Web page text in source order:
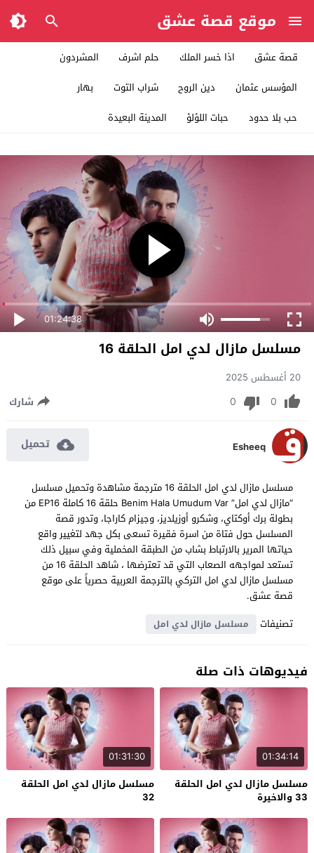
موقع قصة عشق
قصة عشق اذا خسر الملك حلم اشرف
المشردون
المؤسس عثمان
دين الروح شراب التوت
بهار
حب بلا حدود
حبات اللؤلؤ المدينة البعيدة
01:24:38
مسلسل مازال لدي امل الحلقة 16
20 أغسطس 2025
0
0 شارك
Esheeq تحميل
مسلسل مازال لدي امل الحلقة 16 مترجمة مشاهدة وتحميل مسلسل
“مازال لدي امل” Benim Hala Umudum Var حلقة 16 كاملة EP16 من
بطولة برك أوكتاي، وشكرو أوزيلديز، وجيزام كاراجا، وتدور قصة
المسلسل حول فتاة من اسرة فقيرة تسعى بكل جهد لتغيير واقع
حياتها المرير بالارتباط بشاب من الطبقة المخملية وفي سبيل ذلك
تستعد لمواجهه الصعاب التي قد تعترضها ، شاهد الحلقة 16 من
مسلسل مازال لدي امل التركي بالترجمة العربية حصرياً على موقع
قصة عشق.
تصنيفات
مسلسل مازال لدي امل
فيديوهات ذات صلة
01:34:14
مسلسل مازال لدي امل الحلقة
33 والاخيرة
01:31:30
مسلسل مازال لدي امل الحلقة
32